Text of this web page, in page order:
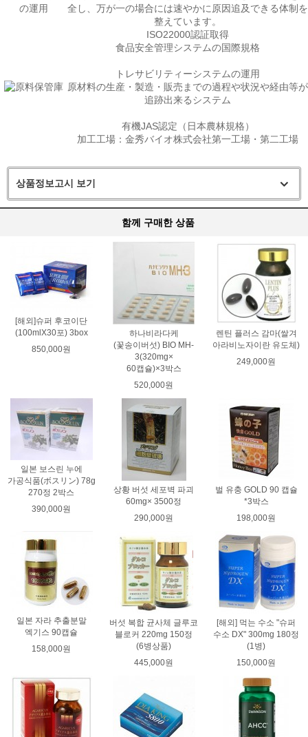
全し、万が一の場合には速やかに原因追及できる体制を
整えています。
ISO22000認証取得
食品安全管理システムの国際規格
トレサビリティーシステムの運用
原材料の生産・製造・販売までの過程や状況や経由等が
追跡出来るシステム
有機JAS認定（日本農林規格）
加工工場：金秀バイオ株式会社第一工場・第二工場
상품정보고시 보기
함께 구매한 상품
[해외]슈퍼 후코이단
(100mlX30포) 3box
850,000원
하나비라다케
(꽃송이버섯) BIO MH-
3(320mg×
60캡슐)×3박스
520,000원
렌틴 플러스 감마(쌀겨
아라비노자이란 유도체)
249,000원
일본 보스린 누에
가공식품(ボスリン) 78g
270정 2박스
390,000원
상황 버섯 세포벽 파괴
60mg× 3500정
290,000원
벌 유충 GOLD 90 캡슐
*3박스
198,000원
일본 자라 추출분말
엑기스 90캡슐
158,000원
버섯 복합 균사체 글루코
블로커 220mg 150정
(6병상품)
445,000원
[해외] 먹는 수소 "슈퍼
수소 DX" 300mg 180정
(1병)
150,000원